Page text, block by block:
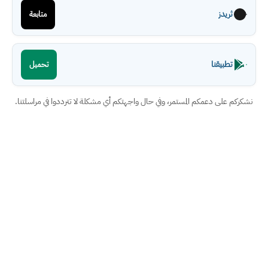
ثريدز متابعة
تطبيقنا تحميل
نشكركم على دعمكم المستمر، وفي حال واجهتكم أي مشكلة لا تترددوا في مراسلتنا.